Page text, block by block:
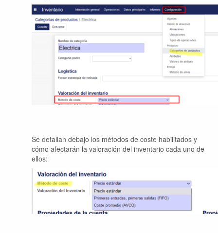
Se detallan debajo los métodos de coste habilitados y
cómo afectarán la valoración del inventario cada uno de
ellos: